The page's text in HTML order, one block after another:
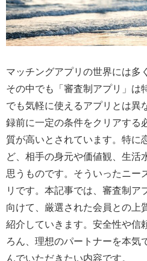
マッチングアプリの世界には多
その中でも「審査制アプリ」は
でも気軽に使えるアプリとは異
録前に一定の条件をクリアする
質が高いとされています。特に
ど、相手の身元や価値観、生活
思うものです。そういったニー
リです。本記事では、審査制ア
向けて、厳選された会員との上
紹介していきます。安全性や信
ろん、理想のパートナーを本気
んでいただきたい内容です。